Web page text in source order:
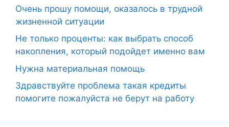
Очень прошу помощи, оказалось в трудной
жизненной ситуации
Не только проценты: как выбрать способ
накопления, который подойдет именно вам
Нужна материальная помощь
Здравствуйте проблема такая кредиты
помогите пожалуйста не берут на работу